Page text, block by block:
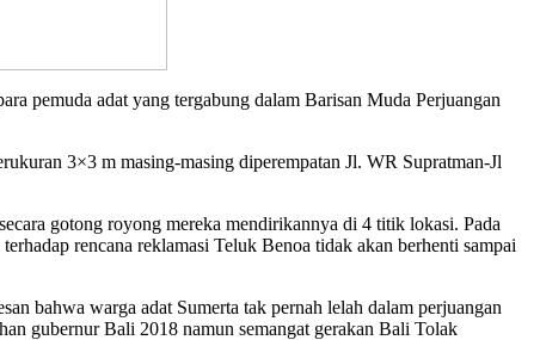
pemuda adat yang tergabung dalam Barisan Muda Perjuangan
3×3 m masing-masing diperempatan Jl. WR Supratman-Jl
gotong royong mereka mendirikannya di 4 titik lokasi. Pada
rencana reklamasi Teluk Benoa tidak akan berhenti sampai
bahwa warga adat Sumerta tak pernah lelah dalam perjuangan
gubernur Bali 2018 namun semangat gerakan Bali Tolak